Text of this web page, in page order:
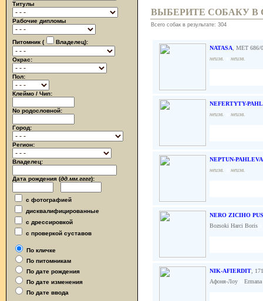
Титулы
Рабочие дипломы
Питомник ( Владелец):
Окрас:
Пол:
Клеймо / Чип:
No родословной:
Город:
Регион:
Владелец:
Дата рождения (дд.мм.гггг):
с фотографией
дисквалифицированные
с дрессировкой
с проверкой суставов
По кличке
По питомникам
По дате рождения
По дате изменения
По дате ввода
ВЫБЕРИТЕ СОБАКУ В
Всего собак в результате: 304
NATASA , MET 686/
неизв.
неизв.
NEFERTYTY-
неизв.
неизв.
NEPTUN-
неизв.
неизв.
NERO ZICIHO
Bozsoki Harci Boris
NIK-AFIERDIT ,
Афоня-Лоу